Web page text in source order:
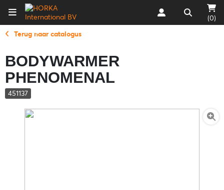
(0)
Terug naar catalogus
BODYWARMER
PHENOMENAL
451137